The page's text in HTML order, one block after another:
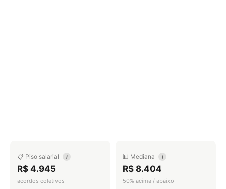
📋 Piso salarial i
R$ 4.945
acordos coletivos
📊 Mediana i
R$ 8.404
50% acima / abaixo